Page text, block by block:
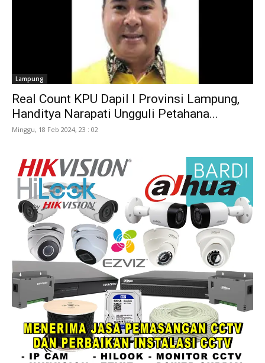
Lampung
Real Count KPU Dapil I Provinsi Lampung,
Handitya Narapati Ungguli Petahana...
Minggu, 18 Feb 2024, 23 : 02